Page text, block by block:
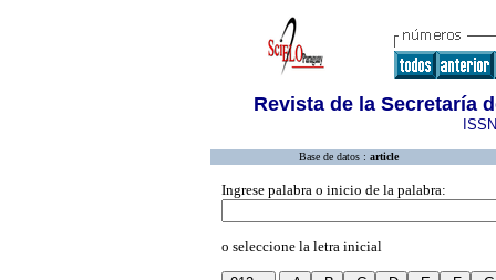
Revista de la Secretaría
Base de datos : article
Ingrese palabra o inicio de la palabra:
o seleccione la letra inicial